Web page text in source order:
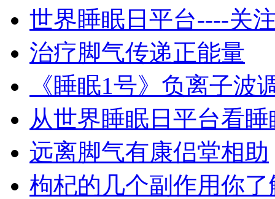
世界睡眠日平台----关
治疗脚气传递正能量
《睡眠1号》负离子波
从世界睡眠日平台看
远离脚气有康侣堂相助
枸杞的几个副作用你